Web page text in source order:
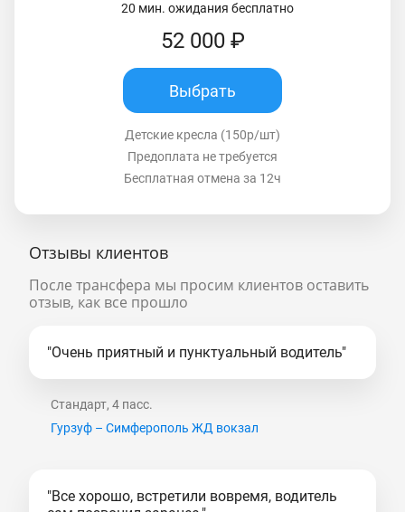
20 мин. ожидания бесплатно
52 000 ₽
Выбрать
Детские кресла (150р/шт)
Предоплата не требуется
Бесплатная отмена за 12ч
Отзывы клиентов
После трансфера мы просим клиентов оставить
отзыв, как все прошло
"Очень приятный и пунктуальный водитель"
Стандарт, 4 пасс.
Гурзуф – Симферополь ЖД вокзал
"Все хорошо, встретили вовремя, водитель